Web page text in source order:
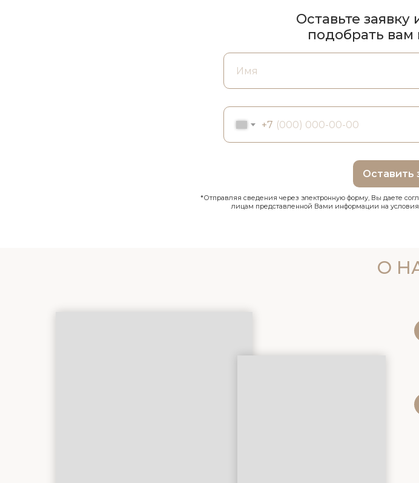
+7
Оставить
Оставьте
подобрать
*Отправляя сведения через электронную форму, Вы даете
лицам представленной Вами информации на
О